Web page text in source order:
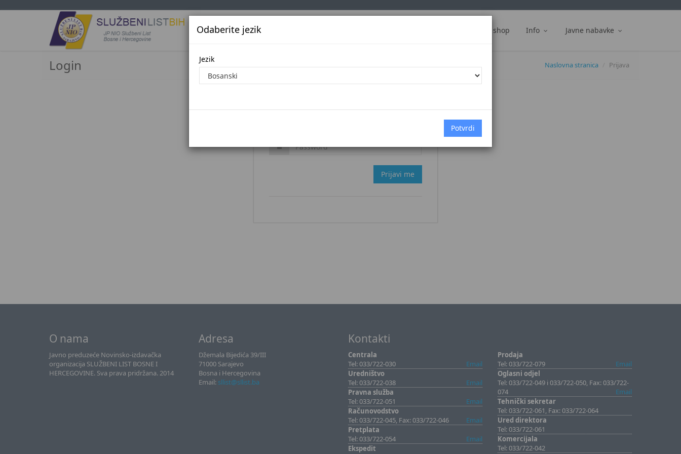
Jezik Službena glasila Web shop Info Javne nabavke
Odaberite jezik
Jezik
Login Naslovna stranica Prijava
Zaboravljena šifra?
Prijavi me
O nama
Javno preduzeće Novinsko-izdavačka
organizacija SLUŽBENI LIST BOSNE I
HERCEGOVINE. Sva prava pridržana. 2014
Adresa
Džemala Bijedića 39/III
71000 Sarajevo
Bosna i Hercegovina
Email: sllist@sllist.ba
Kontakti
Centrala
Tel: 033/722-030
Email
Uredništvo
Tel: 033/722-038
Email
Pravna služba
Tel: 033/722-051
Email
Računovodstvo
Tel: 033/722-045, Fax: 033/722-046
Email
Pretplata
Tel: 033/722-054
Email
Ekspedit
Prodaja
Tel: 033/722-079
Email
Oglasni odjel
Tel: 033/722-049 i 033/722-050, Fax: 033/722-
074
Email
Tehnički sekretar
Tel: 033/722-061, Fax: 033/722-064
Ured direktora
Tel: 033/722-061
Komercijala
Tel: 033/722-042